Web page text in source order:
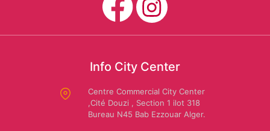
Location
Info City Center
Centre Commercial City Center
,Cité Douzi , Section 1 ilot 318
Bureau N45 Bab Ezzouar Alger.